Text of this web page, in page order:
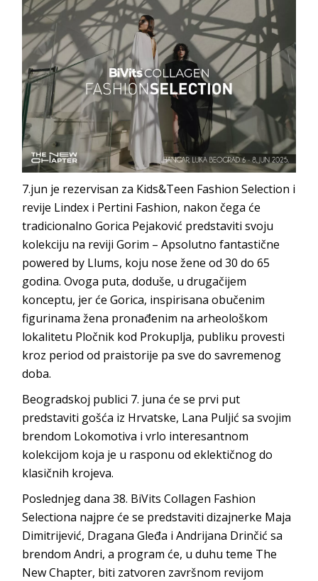
7.jun je rezervisan za Kids&Teen Fashion Selection i
revije Lindex i Pertini Fashion, nakon čega će
tradicionalno Gorica Pejaković predstaviti svoju
kolekciju na reviji Gorim – Apsolutno fantastične
powered by Llums, koju nose žene od 30 do 65
godina. Ovoga puta, doduše, u drugačijem
konceptu, jer će Gorica, inspirisana obučenim
figurinama žena pronađenim na arheološkom
lokalitetu Pločnik kod Prokuplja, publiku provesti
kroz period od praistorije pa sve do savremenog
doba.
Beogradskoj publici 7. juna će se prvi put
predstaviti gošća iz Hrvatske, Lana Puljić sa svojim
brendom Lokomotiva i vrlo interesantnom
kolekcijom koja je u rasponu od eklektičnog do
klasičnih krojeva.
Poslednjeg dana 38. BiVits Collagen Fashion
Selectiona najpre će se predstaviti dizajnerke Maja
Dimitrijević, Dragana Gleđa i Andrijana Drinčić sa
brendom Andri, a program će, u duhu teme The
New Chapter, biti zatvoren završnom revijom